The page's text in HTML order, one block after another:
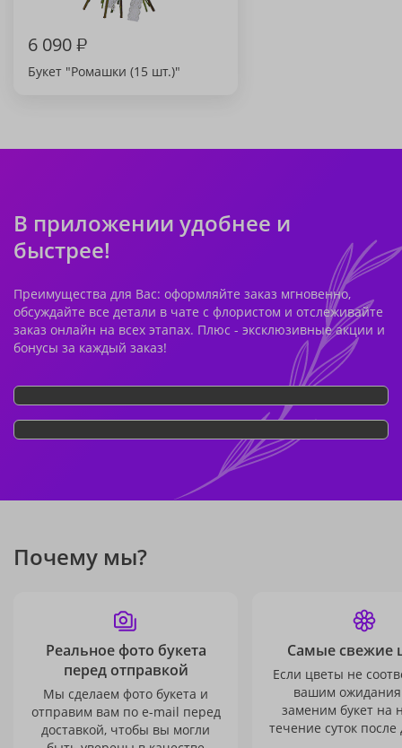
6 090₽
Букет "Ромашки (15 шт.)"
В приложении удобнее и
быстрее!
Преимущества для Вас: оформляйте заказ мгновенно,
обсуждайте все детали в чате с флористом и отслеживайте
заказ онлайн на всех этапах. Плюс - эксклюзивные акции и
бонусы за каждый заказ!
Почему мы?
Реальное фото букета
перед отправкой
Мы сделаем фото букета и
отправим вам по e-mail перед
доставкой, чтобы вы могли
Самые свежие
Если цветы не
вашим
заменим букет на
течение суток после